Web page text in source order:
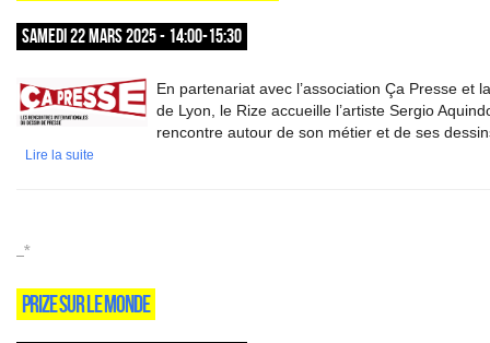
SAMEDI 22 MARS 2025 - 14:00-15:30
En partenariat avec l’association Ça Presse et
de Lyon, le Rize accueille l’artiste Sergio
rencontre autour de son métier et de ses
Lire la suite
_*
PRIZE SUR LE MONDE